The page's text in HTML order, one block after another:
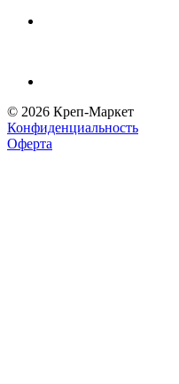
© 2026 Креп-Маркет
Конфиденциальность
Оферта